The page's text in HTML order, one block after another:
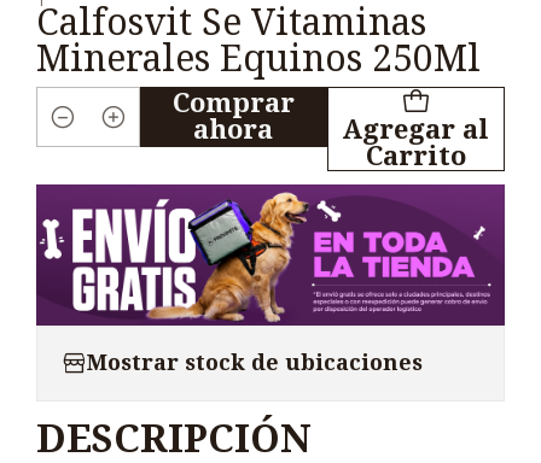
Calfosvit Se Vitaminas
Minerales Equinos 250Ml
Cantidad
Agregar al
Carrito
Comprar
ahora
Mostrar stock de ubicaciones
DESCRIPCIÓN